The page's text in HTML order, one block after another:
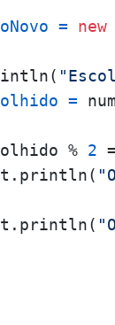
= new
=
% 2